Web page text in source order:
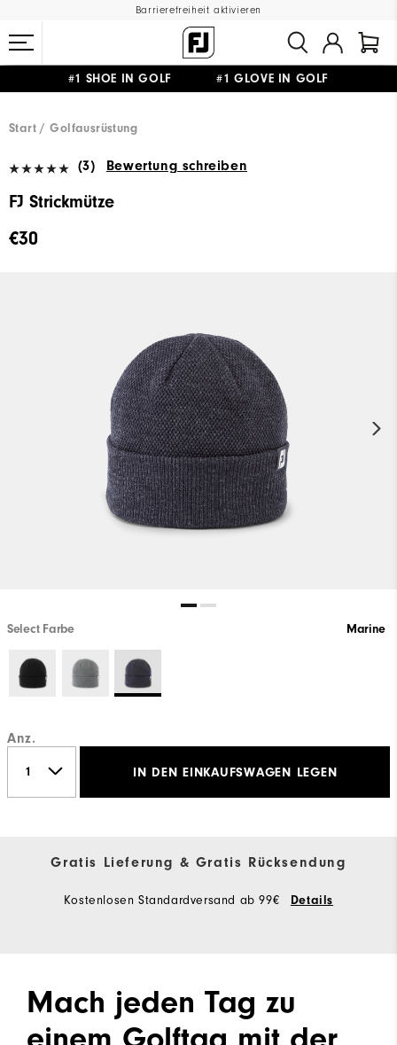
Barrierefreiheit aktivieren
#1 SHOE IN GOLF #1 GLOVE IN GOLF
Start
Golfausrüstung
(3) Bewertung schreiben
FJ Strickmütze
€30
Select Farbe Marine
Anz.
IN DEN EINKAUFSWAGEN LEGEN
Gratis Lieferung & Gratis Rücksendung
Kostenlosen Standardversand ab 99€ Details
Mach jeden Tag zu